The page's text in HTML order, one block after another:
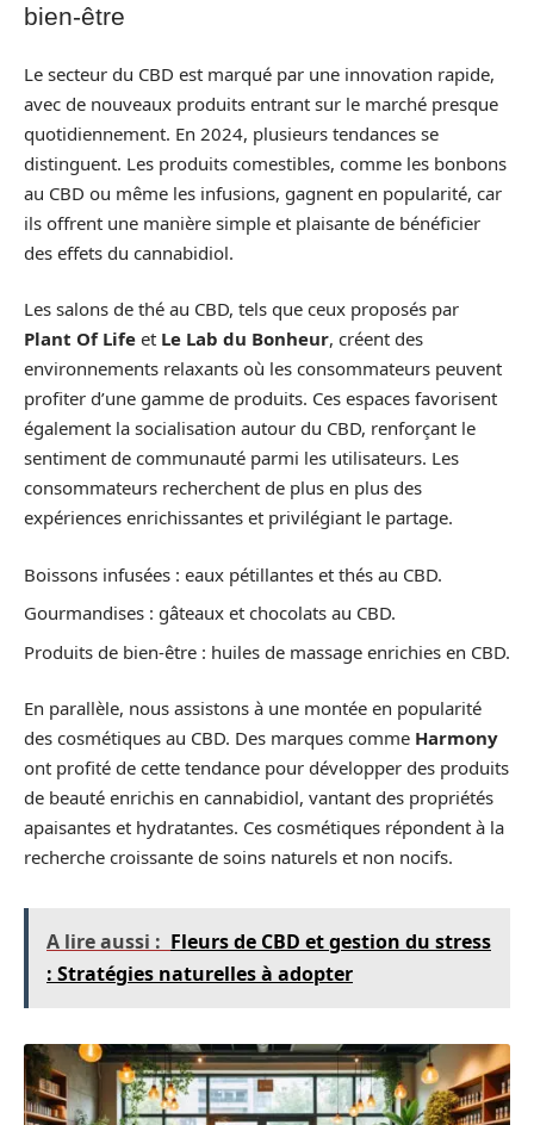
bien-être
Le secteur du CBD est marqué par une innovation rapide,
avec de nouveaux produits entrant sur le marché presque
quotidiennement. En 2024, plusieurs tendances se
distinguent. Les produits comestibles, comme les bonbons
au CBD ou même les infusions, gagnent en popularité, car
ils offrent une manière simple et plaisante de bénéficier
des effets du cannabidiol.
Les salons de thé au CBD, tels que ceux proposés par
Plant Of Life et Le Lab du Bonheur, créent des
environnements relaxants où les consommateurs peuvent
profiter d’une gamme de produits. Ces espaces favorisent
également la socialisation autour du CBD, renforçant le
sentiment de communauté parmi les utilisateurs. Les
consommateurs recherchent de plus en plus des
expériences enrichissantes et privilégiant le partage.
Boissons infusées : eaux pétillantes et thés au CBD.
Gourmandises : gâteaux et chocolats au CBD.
Produits de bien-être : huiles de massage enrichies en CBD.
En parallèle, nous assistons à une montée en popularité
des cosmétiques au CBD. Des marques comme Harmony
ont profité de cette tendance pour développer des produits
de beauté enrichis en cannabidiol, vantant des propriétés
apaisantes et hydratantes. Ces cosmétiques répondent à la
recherche croissante de soins naturels et non nocifs.
A lire aussi : Fleurs de CBD et gestion du stress
: Stratégies naturelles à adopter